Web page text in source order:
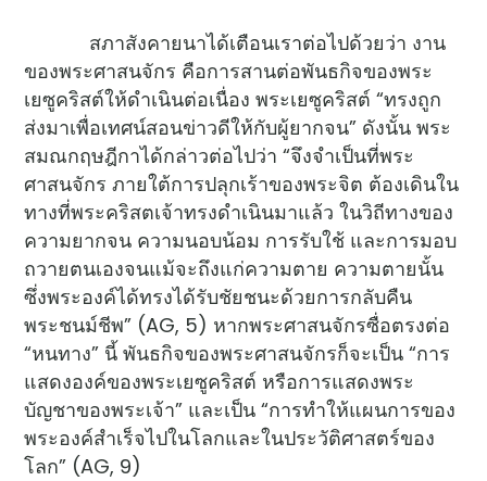
สภาสังคายนาได้เตือนเราต่อไปด้วยว่า งาน
ของพระศาสนจักร คือการสานต่อพันธกิจของพระ
เยซูคริสต์ให้ดำเนินต่อเนื่อง พระเยซูคริสต์ “ทรงถูก
ส่งมาเพื่อเทศน์สอนข่าวดีให้กับผู้ยากจน” ดังนั้น พระ
สมณกฤษฎีกาได้กล่าวต่อไปว่า “จึงจำเป็นที่พระ
ศาสนจักร ภายใต้การปลุกเร้าของพระจิต ต้องเดินใน
ทางที่พระคริสตเจ้าทรงดำเนินมาแล้ว ในวิถีทางของ
ความยากจน ความนอบน้อม การรับใช้ และการมอบ
ถวายตนเองจนแม้จะถึงแก่ความตาย ความตายนั้น
ซึ่งพระองค์ได้ทรงได้รับชัยชนะด้วยการกลับคืน
พระชนม์ชีพ” (AG, 5) หากพระศาสนจักรซื่อตรงต่อ
“หนทาง” นี้ พันธกิจของพระศาสนจักรก็จะเป็น “การ
แสดงองค์ของพระเยซูคริสต์ หรือการแสดงพระ
บัญชาของพระเจ้า” และเป็น “การทำให้แผนการของ
พระองค์สำเร็จไปในโลกและในประวัติศาสตร์ของ
โลก” (AG, 9)